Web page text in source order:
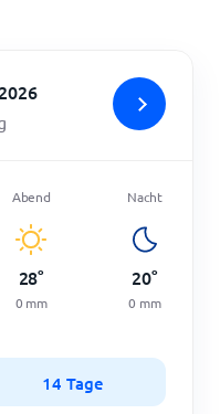
Abend
28°
0 mm
Nacht
20°
0 mm
14 Tage